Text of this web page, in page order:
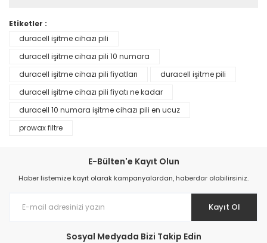
Etiketler :
duracell işitme cihazı pili
duracell işitme cihazı pili 10 numara
duracell işitme cihazı pili fiyatları
duracell işitme pili
duracell işitme cihazı pili fiyatı ne kadar
duracell 10 numara işitme cihazı pili en ucuz
prowax filtre
E-Bülten'e Kayıt Olun
Haber listemize kayıt olarak kampanyalardan, haberdar olabilirsiniz.
Kayıt Ol
Sosyal Medyada Bizi Takip Edin